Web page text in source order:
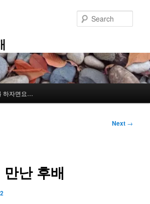
하자면요…
Next →
난 후배